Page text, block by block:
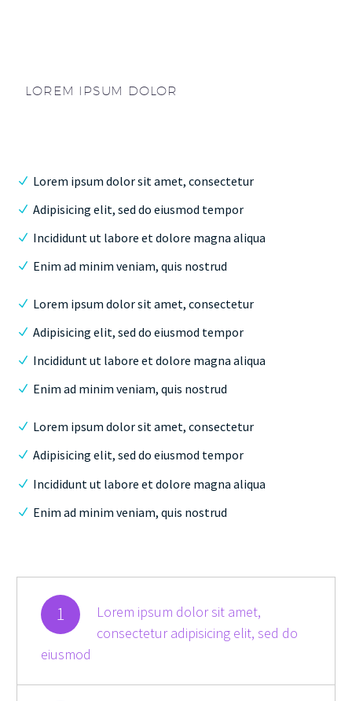
LOREM IPSUM DOLOR
Lorem ipsum dolor sit amet, consectetur
Adipisicing elit, sed do eiusmod tempor
Incididunt ut labore et dolore magna aliqua
Enim ad minim veniam, quis nostrud
Lorem ipsum dolor sit amet, consectetur
Adipisicing elit, sed do eiusmod tempor
Incididunt ut labore et dolore magna aliqua
Enim ad minim veniam, quis nostrud
Lorem ipsum dolor sit amet, consectetur
Adipisicing elit, sed do eiusmod tempor
Incididunt ut labore et dolore magna aliqua
Enim ad minim veniam, quis nostrud
1
Lorem ipsum dolor sit amet,
consectetur adipisicing elit, sed do
eiusmod